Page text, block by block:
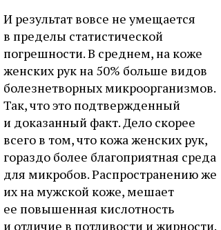
И результат вовсе не умещается
в пределы статистической
погрешности. В среднем, на коже
женских рук на 50% больше видов
болезнетворных микроорганизмов.
Так, что это подтвержденный
и доказанный факт. Дело скорее
всего в том, что кожа женских рук,
гораздо более благоприятная среда
для микробов. Распространению же
их на мужской коже, мешает
ее повышенная кислотность
и отличие в потливости и жирности.